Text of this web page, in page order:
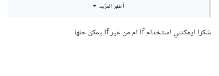
قبل تعليمة switch علينا أخذ الرقم من المستخدم، ابحث عن
أظهر المزيد
شكرا ايمكنني استخدام if ام من غير if يمكن حلها